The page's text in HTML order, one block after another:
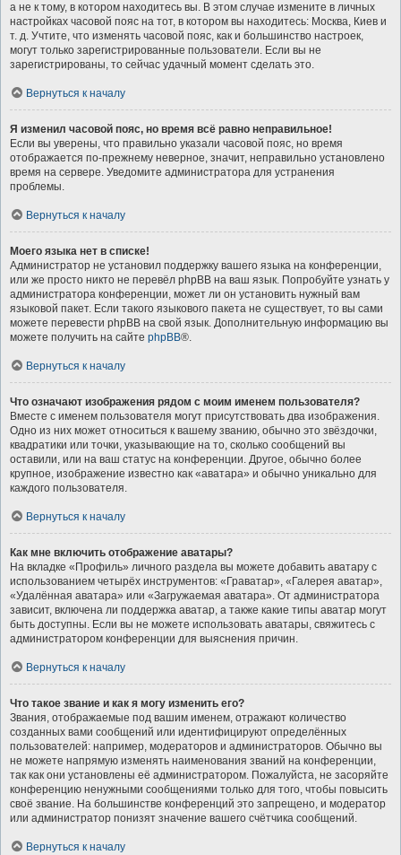
а не к тому, в котором находитесь вы. В этом случае измените в личных
настройках часовой пояс на тот, в котором вы находитесь: Москва, Киев и
т. д. Учтите, что изменять часовой пояс, как и большинство настроек,
могут только зарегистрированные пользователи. Если вы не
зарегистрированы, то сейчас удачный момент сделать это.
Вернуться к началу
Я изменил часовой пояс, но время всё равно неправильное!
Если вы уверены, что правильно указали часовой пояс, но время
отображается по-прежнему неверное, значит, неправильно установлено
время на сервере. Уведомите администратора для устранения
проблемы.
Вернуться к началу
Моего языка нет в списке!
Администратор не установил поддержку вашего языка на конференции,
или же просто никто не перевёл phpBB на ваш язык. Попробуйте узнать у
администратора конференции, может ли он установить нужный вам
языковой пакет. Если такого языкового пакета не существует, то вы сами
можете перевести phpBB на свой язык. Дополнительную информацию вы
можете получить на сайте phpBB®.
Вернуться к началу
Что означают изображения рядом с моим именем пользователя?
Вместе с именем пользователя могут присутствовать два изображения.
Одно из них может относиться к вашему званию, обычно это звёздочки,
квадратики или точки, указывающие на то, сколько сообщений вы
оставили, или на ваш статус на конференции. Другое, обычно более
крупное, изображение известно как «аватара» и обычно уникально для
каждого пользователя.
Вернуться к началу
Как мне включить отображение аватары?
На вкладке «Профиль» личного раздела вы можете добавить аватару с
использованием четырёх инструментов: «Граватар», «Галерея аватар»,
«Удалённая аватара» или «Загружаемая аватара». От администратора
зависит, включена ли поддержка аватар, а также какие типы аватар могут
быть доступны. Если вы не можете использовать аватары, свяжитесь с
администратором конференции для выяснения причин.
Вернуться к началу
Что такое звание и как я могу изменить его?
Звания, отображаемые под вашим именем, отражают количество
созданных вами сообщений или идентифицируют определённых
пользователей: например, модераторов и администраторов. Обычно вы
не можете напрямую изменять наименования званий на конференции,
так как они установлены её администратором. Пожалуйста, не засоряйте
конференцию ненужными сообщениями только для того, чтобы повысить
своё звание. На большинстве конференций это запрещено, и модератор
или администратор понизят значение вашего счётчика сообщений.
Вернуться к началу